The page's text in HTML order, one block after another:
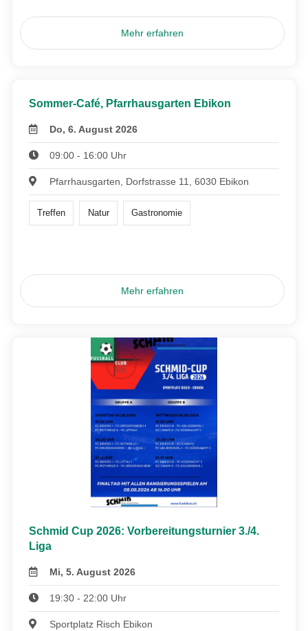
Mehr erfahren
Sommer-Café, Pfarrhausgarten Ebikon
Do, 6. August 2026
09:00 - 16:00 Uhr
Pfarrhausgarten, Dorfstrasse 11, 6030 Ebikon
Treffen Natur Gastronomie
Mehr erfahren
Schmid Cup 2026: Vorbereitungsturnier 3./4.
Liga
Mi, 5. August 2026
19:30 - 22:00 Uhr
Sportplatz Risch Ebikon